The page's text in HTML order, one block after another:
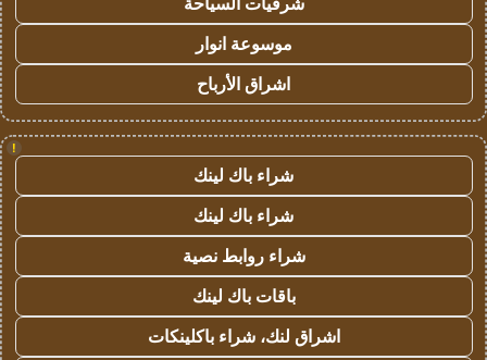
موسوعة انوار
اشراق الأرباح
!
شراء باك لينك
شراء باك لينك
شراء روابط نصية
باقات باك لينك
اشراق لنك، شراء باكلينكات